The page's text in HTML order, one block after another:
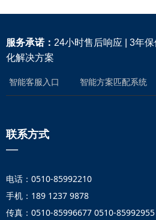
服务承诺： 24小时售后响应 | 3年
化解决方案
智能客服入口 智能方案匹配系统
联系方式
—
电话：0510-85992210
手机：189 1237 9878
传真：0510-85996677 0510-85992955